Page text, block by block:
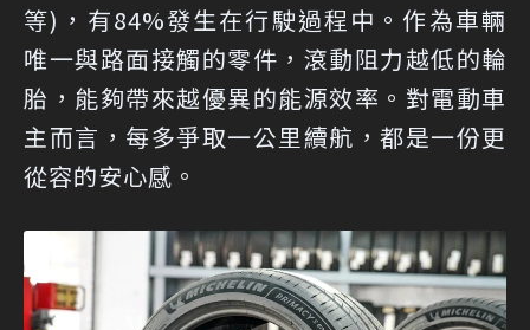
等)，有84%發生在行駛過程中。作為車輛
唯一與路面接觸的零件，滾動阻力越低的輪
胎，能夠帶來越優異的能源效率。對電動車
主而言，每多爭取一公里續航，都是一份更
從容的安心感。